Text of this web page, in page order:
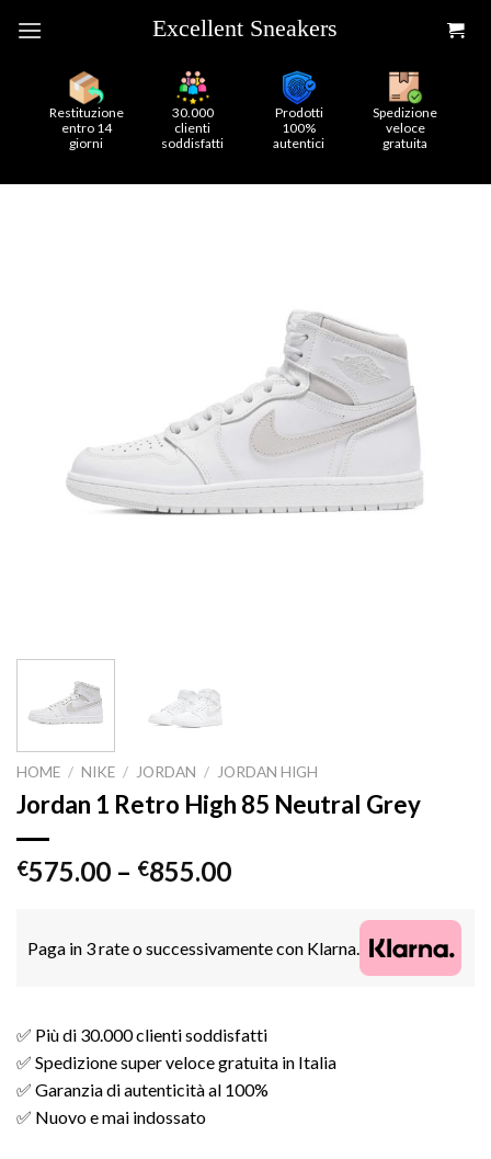
Restituzione
entro 14
giorni
30.000
clienti
soddisfatti
Prodotti
100%
autentici
Spedizione
veloce
gratuita
HOME / NIKE / JORDAN / JORDAN HIGH
Jordan 1 Retro High 85 Neutral Grey
€575.00 – €855.00
Paga in 3 rate o successivamente con Klarna.
✅ Più di 30.000 clienti soddisfatti
✅ Spedizione super veloce gratuita in Italia
✅ Garanzia di autenticità al 100%
✅ Nuovo e mai indossato